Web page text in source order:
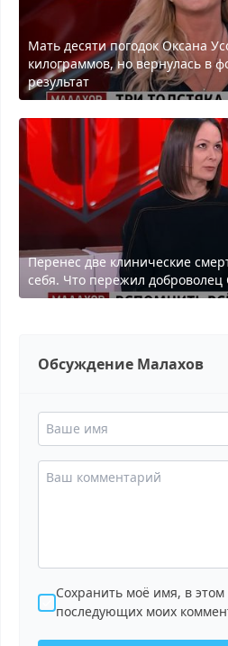
Мать десяти погодок Оксана
килограммов, но вернулась в
результат
Перенес две клинические
себя. Что пережил
Обсуждение Малахов
Сохранить моё имя, в этом
последующих моих